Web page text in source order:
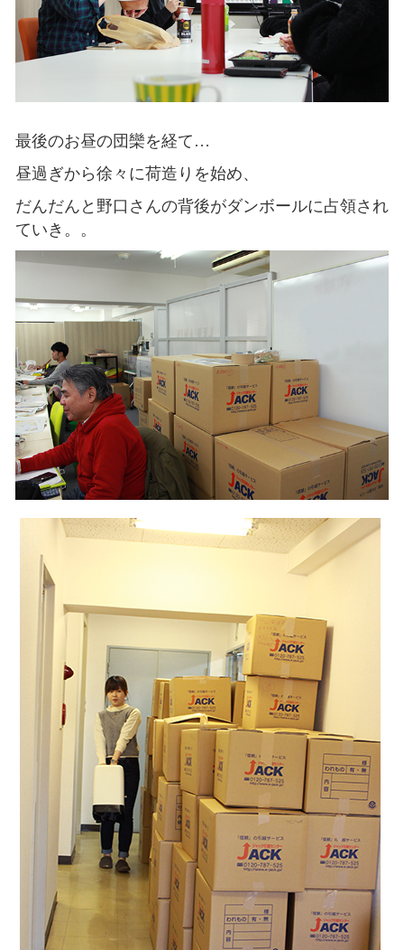
最後のお昼の団欒を経て…
昼過ぎから徐々に荷造りを始め、
だんだんと野口さんの背後がダンボールに占領され
ていき。。